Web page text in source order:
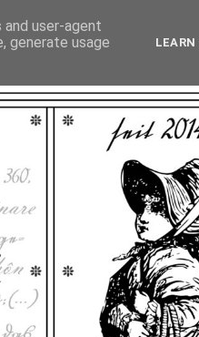
user-agent
generate usage
LEARN